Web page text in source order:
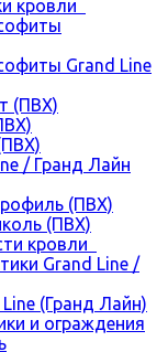
кровли
Grand Line
(ПВХ)
/ Гранд Лайн
(ПВХ)
(ПВХ)
кровли
Grand Line /
(Гранд Лайн)
и ограждения